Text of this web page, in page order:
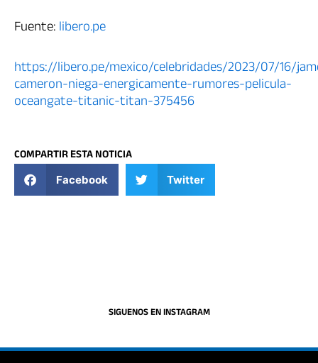
Fuente:libero.pe
https://libero.pe/mexico/celebridades/2023/07/16/
cameron-niega-energicamente-rumores-pelicula-
oceangate-titanic-titan-375456
COMPARTIR ESTA NOTICIA
Facebook Twitter
SIGUENOS EN INSTAGRAM